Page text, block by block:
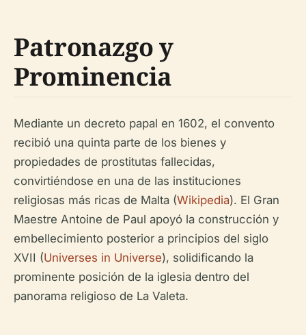
Patronazgo y
Prominencia
Mediante un decreto papal en 1602, el convento
recibió una quinta parte de los bienes y
propiedades de prostitutas fallecidas,
convirtiéndose en una de las instituciones
religiosas más ricas de Malta (Wikipedia). El Gran
Maestre Antoine de Paul apoyó la construcción y
embellecimiento posterior a principios del siglo
XVII (Universes in Universe), solidificando la
prominente posición de la iglesia dentro del
panorama religioso de La Valeta.